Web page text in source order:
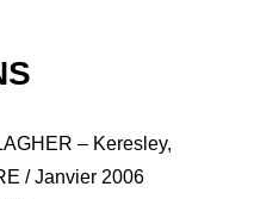
– Keresley,
/ Janvier 2006